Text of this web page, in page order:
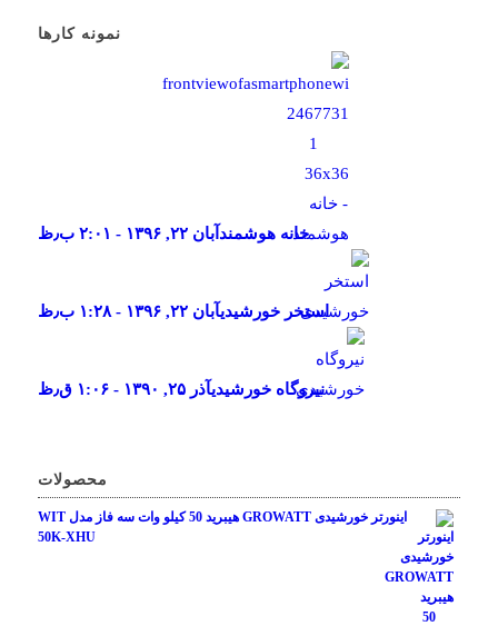
نمونه کارها
خانه هوشمند آبان ۲۲, ۱۳۹۶ - ۲:۰۱ ب٫ظ
استخر خورشیدیآبان ۲۲, ۱۳۹۶ - ۱:۲۸ ب٫ظ
نیروگاه خورشیدیآذر ۲۵, ۱۳۹۰ - ۱:۰۶ ق٫ظ
محصولات
اینورتر خورشیدی GROWATT هیبرید 50 کیلو وات سه فاز مدل WIT
50K-XHU